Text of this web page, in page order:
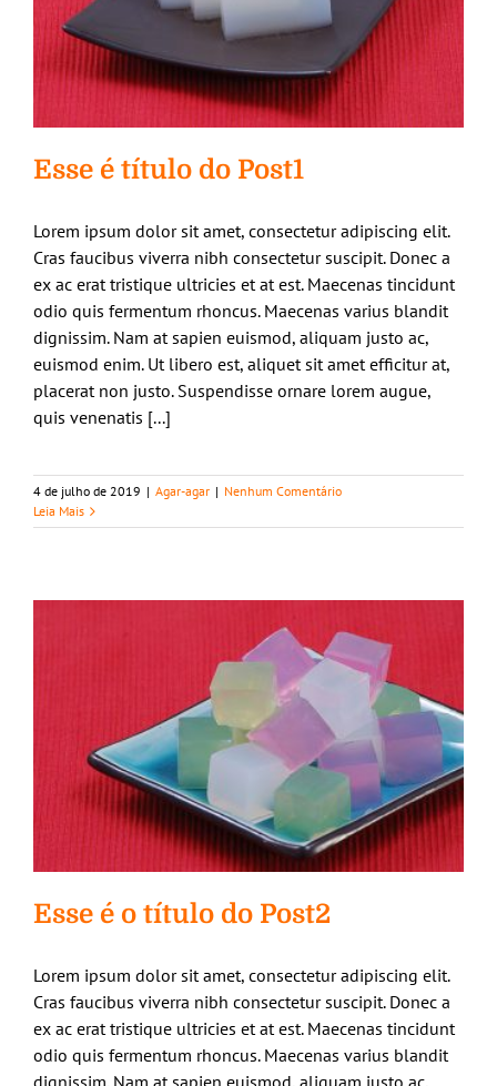
Esse é título do Post1
Lorem ipsum dolor sit amet, consectetur adipiscing elit.
Cras faucibus viverra nibh consectetur suscipit. Donec a
ex ac erat tristique ultricies et at est. Maecenas tincidunt
odio quis fermentum rhoncus. Maecenas varius blandit
dignissim. Nam at sapien euismod, aliquam justo ac,
euismod enim. Ut libero est, aliquet sit amet efficitur at,
placerat non justo. Suspendisse ornare lorem augue,
quis venenatis [...]
4 de julho de 2019 | Agar-agar | Nenhum Comentário
Leia Mais
Esse é o título do Post2
Lorem ipsum dolor sit amet, consectetur adipiscing elit.
Cras faucibus viverra nibh consectetur suscipit. Donec a
ex ac erat tristique ultricies et at est. Maecenas tincidunt
odio quis fermentum rhoncus. Maecenas varius blandit